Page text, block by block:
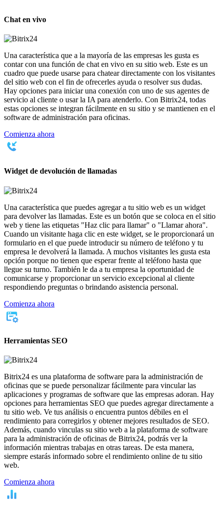
Chat en vivo
Una característica que a la mayoría de las empresas les gusta es
contar con una función de chat en vivo en su sitio web. Este es un
cuadro que puede usarse para chatear directamente con los visitantes
del sitio web con el fin de ofrecerles ayuda o resolver sus dudas.
Hay opciones para iniciar una conexión con uno de sus agentes de
servicio al cliente o usar la IA para atenderlo. Con Bitrix24, todas
estas opciones se integran fácilmente en su sitio y se mantienen en el
software de administración para oficinas.
Comienza ahora
Widget de devolución de llamadas
Una característica que puedes agregar a tu sitio web es un widget
para devolver las llamadas. Este es un botón que se coloca en el sitio
web y tiene las etiquetas "Haz clic para llamar" o "Llamar ahora".
Cuando un visitante haga clic en este widget, se le proporcionará un
formulario en el que puede introducir su número de teléfono y tu
empresa le devolverá la llamada. A muchos visitantes les gusta esta
opción porque no tienen que esperar frente al teléfono hasta que
llegue su turno. También le da a tu empresa la oportunidad de
comunicarse y proporcionar un servicio excepcional al cliente
respondiendo preguntas o brindando asistencia personal.
Comienza ahora
Herramientas SEO
Bitrix24 es una plataforma de software para la administración de
oficinas que se puede personalizar fácilmente para vincular las
aplicaciones y programas de software que las empresas adoran. Hay
opciones para herramientas SEO que puedes agregar directamente a
tu sitio web. Ve tus análisis o encuentra puntos débiles en el
rendimiento para corregirlos y obtener mejores resultados de SEO.
Además, cuando vinculas su sitio web a la plataforma de software
para la administración de oficinas de Bitrix24, podrás ver la
información mientras trabajas en otras tareas. De esta manera,
siempre estarás informado sobre el rendimiento online de tu sitio
web.
Comienza ahora